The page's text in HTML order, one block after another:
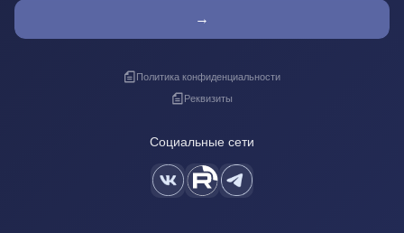
→
Политика конфиденциальности
Реквизиты
Социальные сети